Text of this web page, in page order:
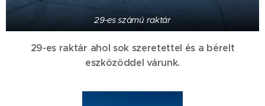
29-es számú raktár
29-es raktár ahol sok szeretettel és a bérelt
eszközöddel várunk.